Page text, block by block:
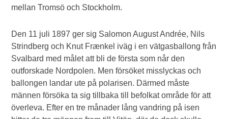
mellan Tromsö och Stockholm.
Den 11 juli 1897 ger sig Salomon August Andrée, Nils
Strindberg och Knut Frænkel iväg i en vätgasballong från
Svalbard med målet att bli de första som når den
outforskade Nordpolen. Men försöket misslyckas och
ballongen landar ute på polarisen. Därmed måste
männen försöka ta sig tillbaka till befolkat område för att
överleva. Efter en tre månader lång vandring på isen